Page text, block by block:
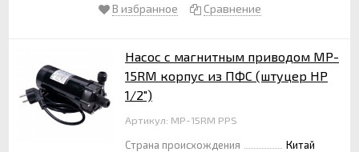
В избранное
Сравнение
Насос с магнитным приводом MP-
15RM корпус из ПФС (штуцер НР
1/2")
Артикул: MP-15RM PPS
Страна происхождения
Китай